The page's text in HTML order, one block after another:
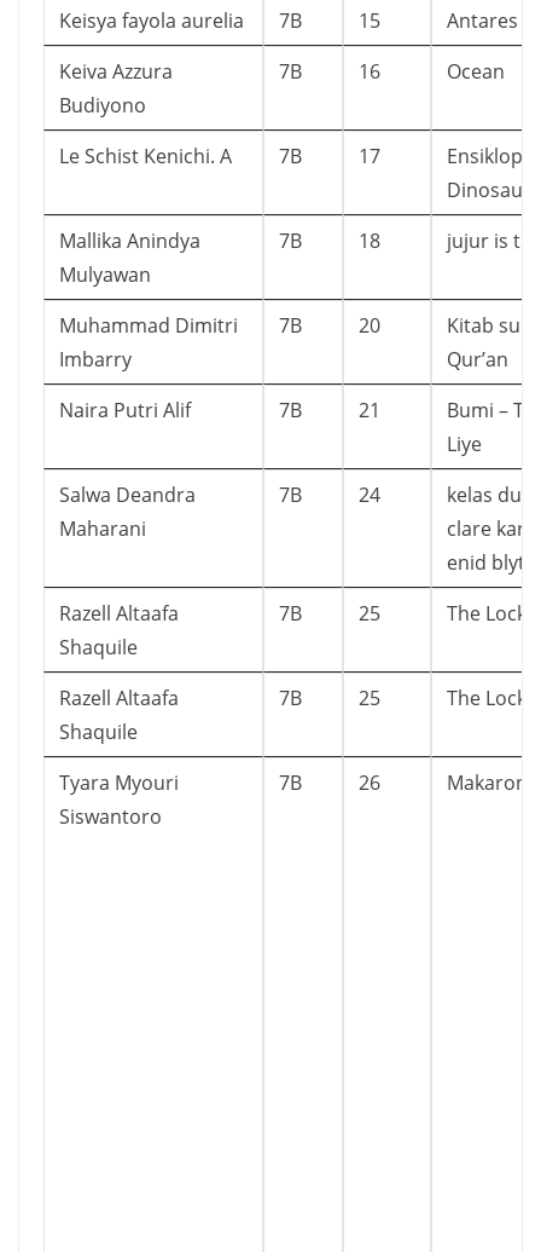
Keisya fayola aurelia 7B 15
Antares
Keiva Azzura
Budiyono
7B 16 Ocean
Le Schist Kenichi. A 7B 17
Mallika Anindya
Mulyawan
7B 18 jujur is
Muhammad Dimitri
Imbarry
7B 20
Kitab suci
Qur’an
Naira Putri Alif
7B 21
Bumi –
Liye
Salwa Deandra
Maharani
7B 24
kelas dua
clare
enid
Razell Altaafa
Shaquile
7B 25 The
Razell Altaafa
Shaquile
7B 25 The
Tyara Myouri
Siswantoro
7B 26 Makaroni